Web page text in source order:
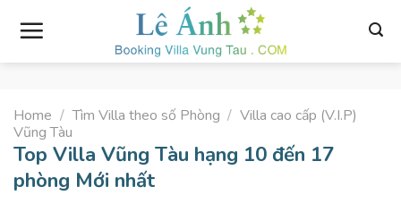
Home / Tìm Villa theo số Phòng / Villa cao cấp (V.I.P)
Vũng Tàu
Top Villa Vũng Tàu hạng 10 đến 17
phòng Mới nhất